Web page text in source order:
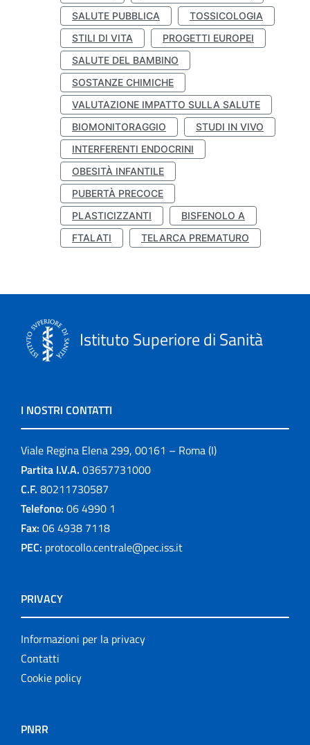
SALUTE PUBBLICA
TOSSICOLOGIA
STILI DI VITA
PROGETTI EUROPEI
SALUTE DEL BAMBINO
SOSTANZE CHIMICHE
VALUTAZIONE IMPATTO SULLA SALUTE
BIOMONITORAGGIO
STUDI IN VIVO
INTERFERENTI ENDOCRINI
OBESITÀ INFANTILE
PUBERTÀ PRECOCE
PLASTICIZZANTI
BISFENOLO A
FTALATI
TELARCA PREMATURO
Istituto Superiore di Sanità
I NOSTRI CONTATTI
Viale Regina Elena 299, 00161 – Roma (I)
Partita I.V.A. 03657731000
C.F. 80211730587
Telefono: 06 4990 1
Fax: 06 4938 7118
PEC: protocollo.centrale@pec.iss.it
PRIVACY
Informazioni per la privacy
Contatti
Cookie policy
PNRR